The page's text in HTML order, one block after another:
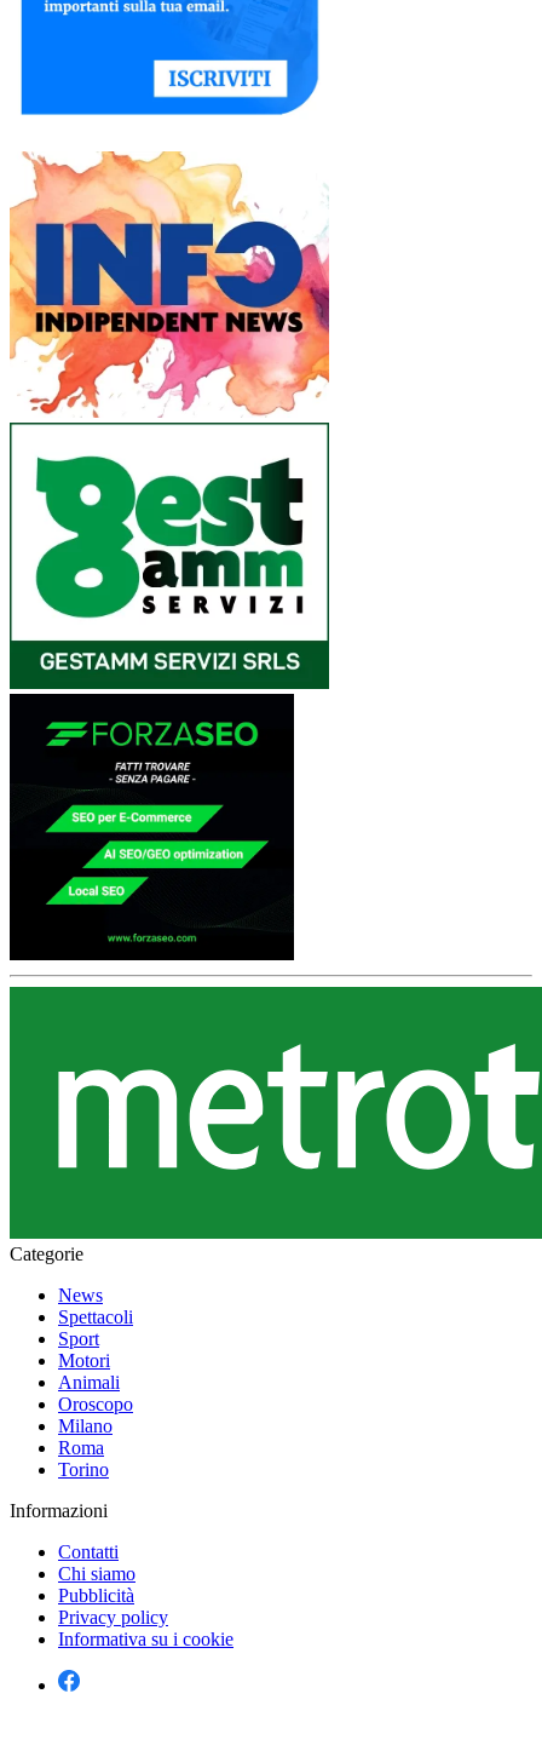
Categorie
News
Spettacoli
Sport
Motori
Animali
Oroscopo
Milano
Roma
Torino
Informazioni
Contatti
Chi siamo
Pubblicità
Privacy policy
Informativa su i cookie